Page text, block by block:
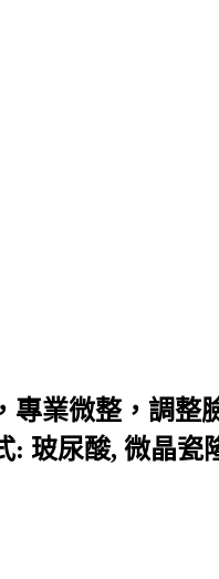
專業微整，調整
玻尿酸, 微晶瓷